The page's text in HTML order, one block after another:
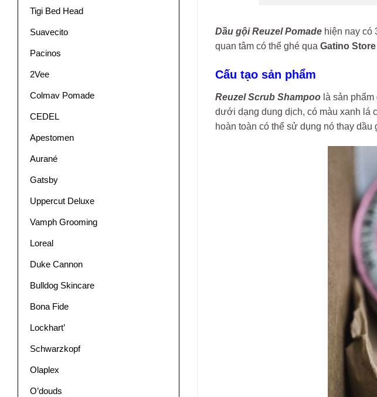
Tigi Bed Head
Suavecito
Pacinos
2Vee
Colmav Pomade
CEDEL
Apestomen
Aurané
Gatsby
Uppercut Deluxe
Vamph Grooming
Loreal
Duke Cannon
Bulldog Skincare
Bona Fide
Lockhart’
Schwarzkopf
Olaplex
O’douds
Dầu gội Reuzel Pomade hiện nay có
quan tâm có thể ghé qua Gatino Store
Cấu tạo sản phẩm
Reuzel Scrub Shampoo là sản
dưới dạng dung dịch, có màu xanh lá
hoàn toàn có thể sử dụng nó thay